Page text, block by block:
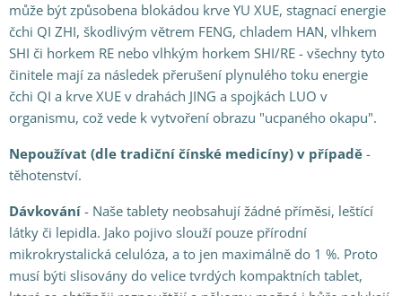
může být způsobena blokádou krve YU XUE, stagnací energie
čchi QI ZHI, škodlivým větrem FENG, chladem HAN, vlhkem
SHI či horkem RE nebo vlhkým horkem SHI/RE - všechny tyto
činitele mají za následek přerušení plynulého toku energie
čchi QI a krve XUE v drahách JING a spojkách LUO v
organismu, což vede k vytvoření obrazu "ucpaného okapu".
Nepoužívat (dle tradiční čínské medicíny) v případě -
těhotenství.
Dávkování - Naše tablety neobsahují žádné příměsi, leštící
látky či lepidla. Jako pojivo slouží pouze přírodní
mikrokrystalická celulóza, a to jen maximálně do 1 %. Proto
musí býti slisovány do velice tvrdých kompaktních tablet,